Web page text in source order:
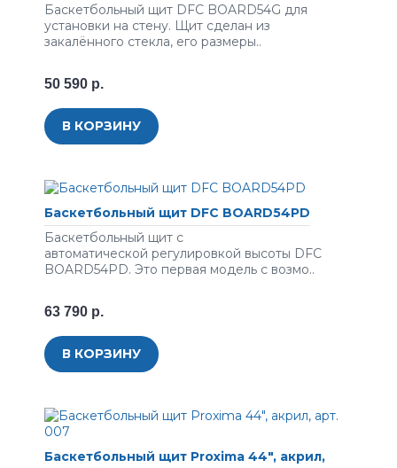
Баскетбольный щит DFC BOARD54G для
установки на стену. Щит сделан из
закалённого стекла, его размеры..
50 590 р.
В КОРЗИНУ
Баскетбольный щит DFC BOARD54PD
Баскетбольный щит с
автоматической регулировкой высоты DFC
BOARD54PD. Это первая модель с возмо..
63 790 р.
В КОРЗИНУ
Баскетбольный щит Proxima 44", акрил,